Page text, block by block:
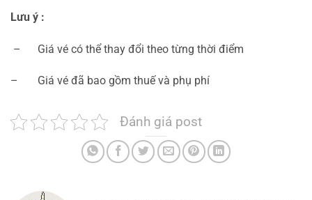
Lưu ý :
– Giá vé có thể thay đổi theo từng thời điểm
– Giá vé đã bao gồm thuế và phụ phí
Đánh giá post